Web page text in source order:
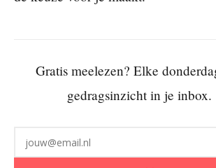
Gratis meelezen? Elke
gedragsinzicht in je inbox.